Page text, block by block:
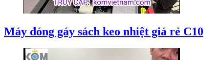
Máy đóng gáy sách keo nhiệt giá rẻ C10